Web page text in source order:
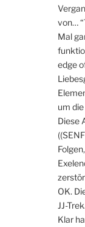
von…
Mal
edge
um
Diese
OK.
JJ-
Klar